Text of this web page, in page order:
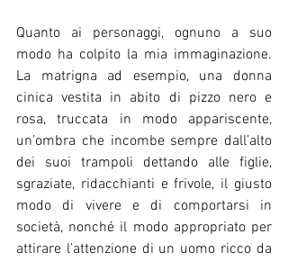
Quanto ai personaggi, ognuno a suo
modo ha colpito la mia immaginazione.
La matrigna ad esempio, una donna
cinica vestita in abito di pizzo nero e
rosa, truccata in modo appariscente,
un’ombra che incombe sempre dall’alto
dei suoi trampoli dettando alle figlie,
sgraziate, ridacchianti e frivole, il giusto
modo di vivere e di comportarsi in
società, nonché il modo appropriato per
attirare l’attenzione di un uomo ricco da